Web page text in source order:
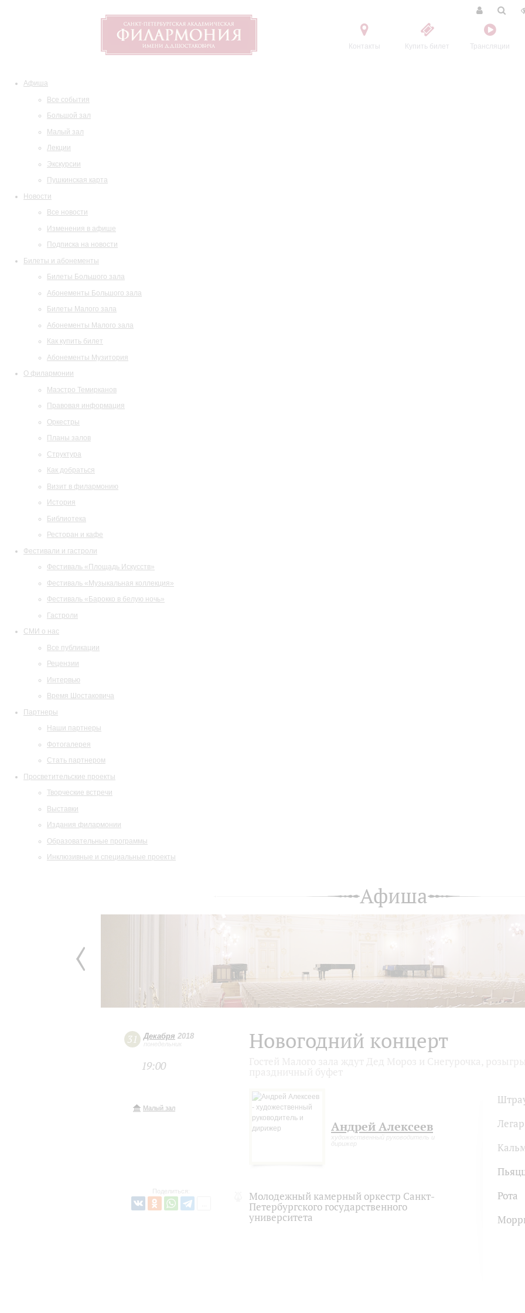
Контакты Купить билет Трансляции
Афиша
Все события
Большой зал
Малый зал
Лекции
Экскурсии
Пушкинская карта
Новости
Все новости
Изменения в афише
Подписка на новости
Билеты и абонементы
Билеты Большого зала
Абонементы Большого зала
Билеты Малого зала
Абонементы Малого зала
Как купить билет
Абонементы Музитория
О филармонии
Маэстро Темирканов
Правовая информация
Оркестры
Планы залов
Структура
Как добраться
Визит в филармонию
История
Библиотека
Ресторан и кафе
Фестивали и гастроли
Фестиваль «Площадь Искусств»
Фестиваль «Музыкальная коллекция»
Фестиваль «Барокко в белую ночь»
Гастроли
СМИ о нас
Все публикации
Рецензии
Интервью
Время Шостаковича
Партнеры
Наши партнеры
Фотогалерея
Стать партнером
Просветительские проекты
Творческие встречи
Выставки
Издания филармонии
Образовательные программы
Инклюзивные и специальные проекты
Афиша
31 Декабря 2018
понедельник
19:00
Малый зал
Поделиться:
Новогодний концерт
Андрей Алексеев
художественный руководитель и
дирижер
Молодежный камерный оркестр Санкт-
Петербургского государственного
университета
Легар
Рота